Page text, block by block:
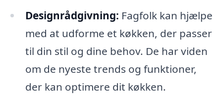
Designrådgivning: Fagfolk kan hjælpe
med at udforme et køkken, der passer
til din stil og dine behov. De har viden
om de nyeste trends og funktioner,
der kan optimere dit køkken.